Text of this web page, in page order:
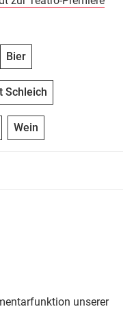
Bier
Schleich
Wein
unserer